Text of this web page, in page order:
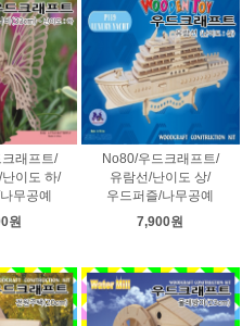
래프트/
이도 하/
무공예
원
No80/우드크래프트/
유람선/난이도 상/
우드퍼즐/나무공예
7,900원